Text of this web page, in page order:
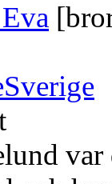
Sverige